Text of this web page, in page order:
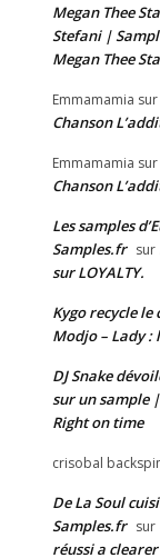
Megan Thee
Stefani |
Megan Thee
Emmamamia sur
Chanson
Emmamamia sur
Chanson
Les samples
Samples.fr sur
sur LOYALTY.
Kygo recycle
Modjo – Lady :
DJ Snake
sur un sample
Right on time
crisobal
De La Soul
Samples.fr sur
réussi a